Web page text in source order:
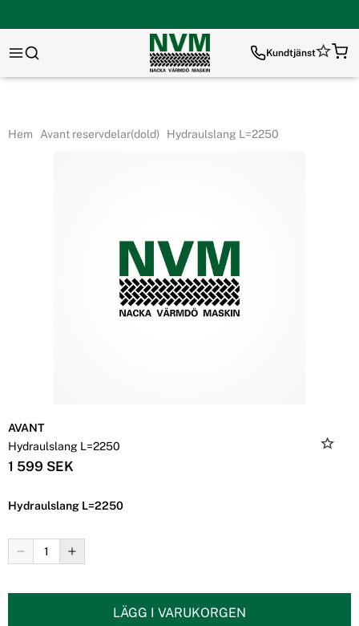
Kundtjänst
Hem Avant reservdelar(dold) Hydraulslang L=2250
AVANT
Hydraulslang L=2250
1 599 SEK
Hydraulslang L=2250
LÄGG I VARUKORGEN